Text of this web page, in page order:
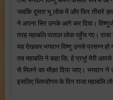
जबकि दूसरा भू लोक में और फिर तीसरे
ने अपना सिर उनके आगे कर दिया।
तरह महाबलि पाताल लोक पहुँच गए।
यह देखकर भगवान विष्णु उनसे प्रसन्न हो
तब महाबलि ने कहा कि, हे प्रभु! मेरी आपसे
से मिलने का मौक़ा दिया जाए। भगवान ने
इसलिए थिरुवोणम के दिन राजा महाबलि